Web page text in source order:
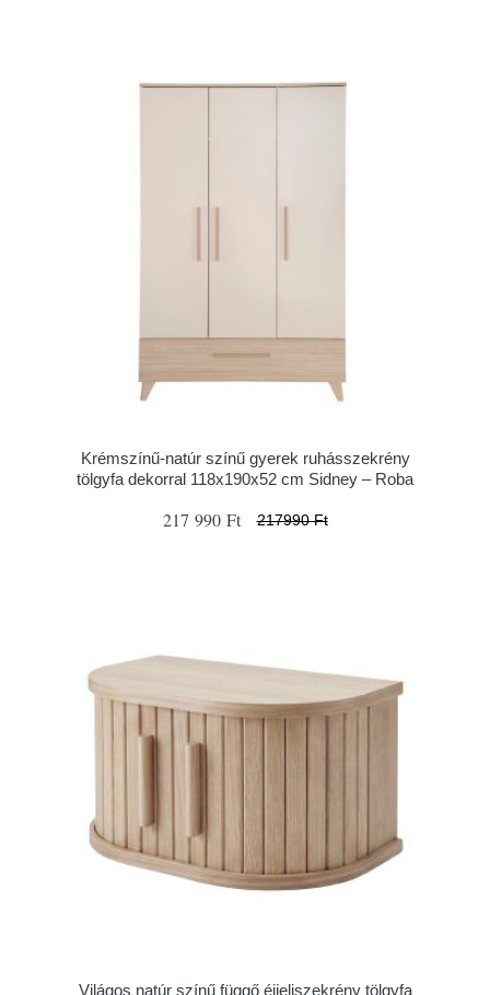
Krémszínű-natúr színű gyerek ruhásszekrény
tölgyfa dekorral 118x190x52 cm Sidney – Roba
217 990 Ft 217990 Ft
Világos natúr színű függő éjjeliszekrény tölgyfa